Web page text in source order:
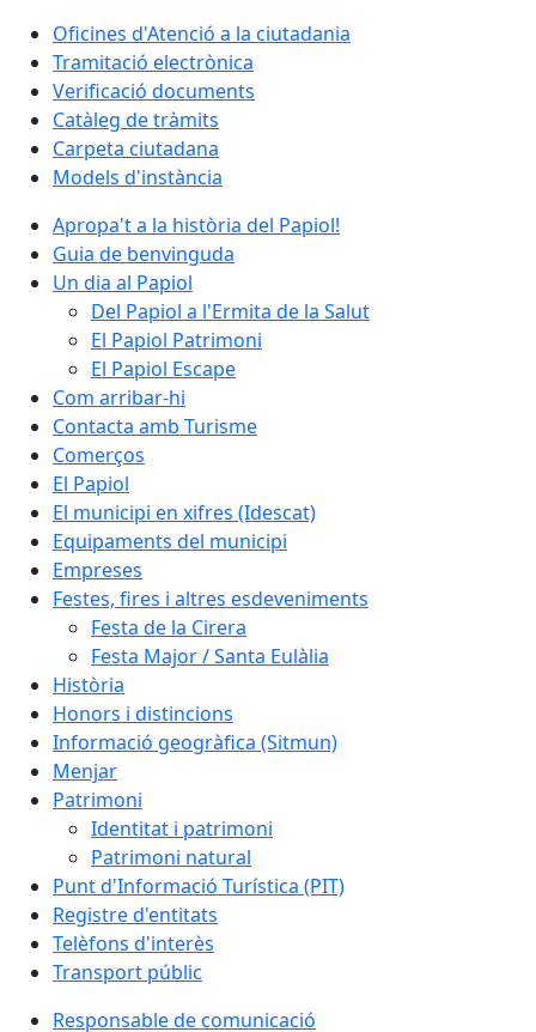
Oficines d'Atenció a la ciutadania
Tramitació electrònica
Verificació documents
Catàleg de tràmits
Carpeta ciutadana
Models d'instància
Apropa't a la història del Papiol!
Guia de benvinguda
Un dia al Papiol
Del Papiol a l'Ermita de la Salut
El Papiol Patrimoni
El Papiol Escape
Com arribar-hi
Contacta amb Turisme
Comerços
El Papiol
El municipi en xifres (Idescat)
Equipaments del municipi
Empreses
Festes, fires i altres esdeveniments
Festa de la Cirera
Festa Major / Santa Eulàlia
Història
Honors i distincions
Informació geogràfica (Sitmun)
Menjar
Patrimoni
Identitat i patrimoni
Patrimoni natural
Punt d'Informació Turística (PIT)
Registre d'entitats
Telèfons d'interès
Transport públic
Responsable de comunicació